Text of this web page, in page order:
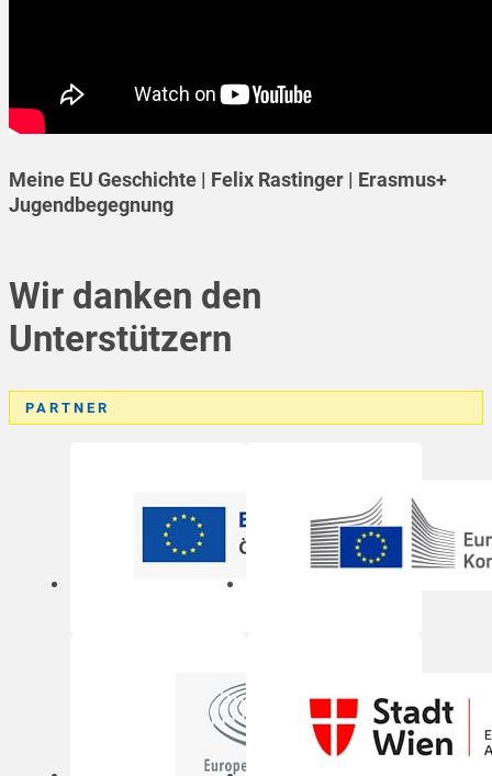
Meine EU Geschichte | Felix Rastinger | Erasmus+
Jugendbegegnung
Wir danken den
Unterstützern
PARTNER